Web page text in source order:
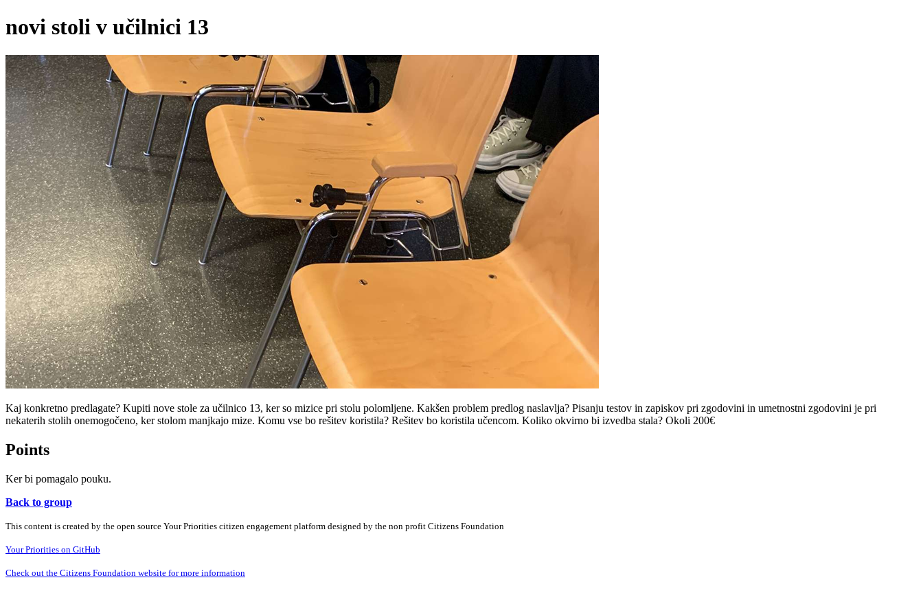
novi stoli v učilnici 13
Kaj konkretno predlagate? Kupiti nove stole za učilnico 13, ker so mizice pri stolu polomljene. Kakšen problem predlog naslavlja? Pisanju testov in zapiskov pri zgodovini in umetnostni zgodovini je pri
nekaterih stolih onemogočeno, ker stolom manjkajo mize. Komu vse bo rešitev koristila? Rešitev bo koristila učencom. Koliko okvirno bi izvedba stala? Okoli 200€
Points
Ker bi pomagalo pouku.
Back to group
This content is created by the open source Your Priorities citizen engagement platform designed by the non profit Citizens Foundation
Your Priorities on GitHub
Check out the Citizens Foundation website for more information